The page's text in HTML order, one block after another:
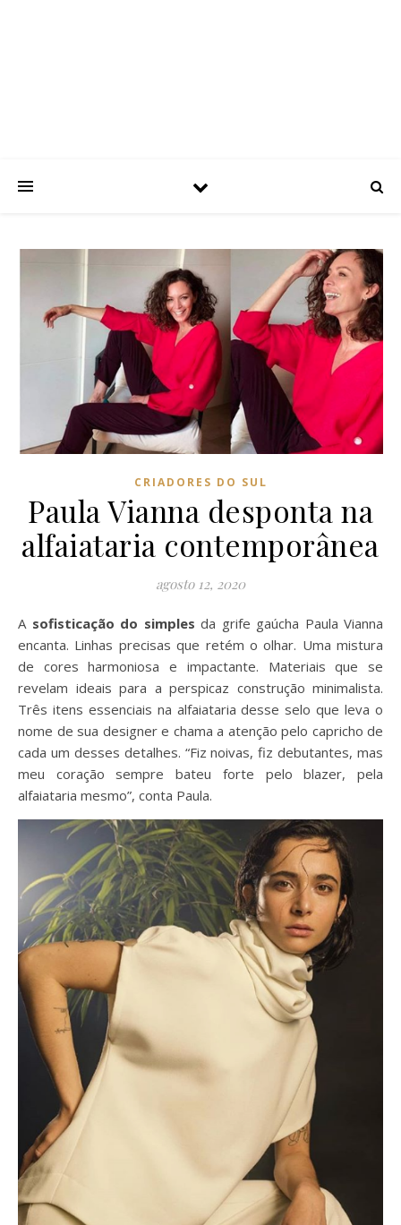
CRIADORES DO SUL
Paula Vianna desponta na
alfaiataria contemporânea
agosto 12, 2020
A sofisticação do simples da grife gaúcha Paula Vianna
encanta. Linhas precisas que retém o olhar. Uma mistura
de cores harmoniosa e impactante. Materiais que se
revelam ideais para a perspicaz construção minimalista.
Três itens essenciais na alfaiataria desse selo que leva o
nome de sua designer e chama a atenção pelo capricho de
cada um desses detalhes. “Fiz noivas, fiz debutantes, mas
meu coração sempre bateu forte pelo blazer, pela
alfaiataria mesmo”, conta Paula.